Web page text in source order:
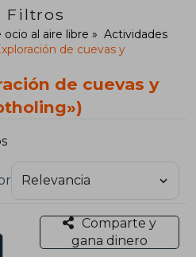
Filtros
al aire libre
Actividades
de cuevas y
de cuevas y
Comparte y
gana dinero